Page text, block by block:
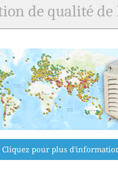
de qualité
Cliquez pour plus